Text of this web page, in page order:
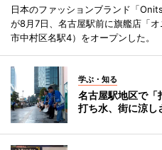
日本のファッションブランド「
が8月7日、名古屋駅前に旗艦店「
市中村区名駅4）をオープンした。
学ぶ・知る
名古屋駅地区で
打ち水、街に涼し